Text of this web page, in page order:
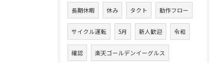
長期休暇 休み タクト 動作フロー
サイクル運転 5月 新人歓迎 令和
確認 楽天ゴールデンイーグルス